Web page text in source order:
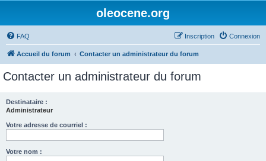
oleocene.org
FAQ Connexion
Inscription
Accueil du forum Contacter un administrateur du forum
Contacter un administrateur du forum
Destinataire :
Administrateur
Votre adresse de courriel :
Votre nom :